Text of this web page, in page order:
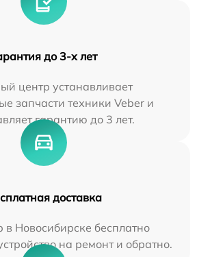
до 3-х лет
центр устанавливает
запчасти техники Veber и
гарантию до 3 лет.
доставка
Новосибирске бесплатно
на ремонт и обратно.